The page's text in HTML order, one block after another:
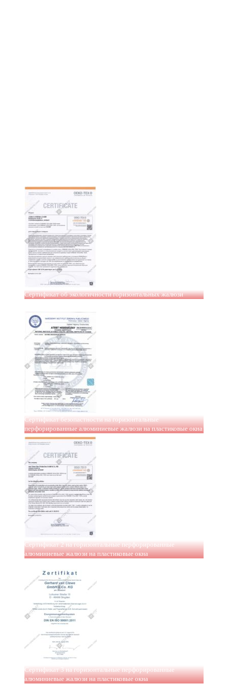
Сертификат об экологичности горизонтальных жалюзи
Сертификат безопастности на горизонтальные
перфорированные алюминиевые жалюзи на пластиковые окна
Сертификат 2 на горизонтальные перфорированные
алюминиевые жалюзи на пластиковые окна
Сертификат 3 на горизонтальные перфорированные
алюминиевые жалюзи на пластиковые окна